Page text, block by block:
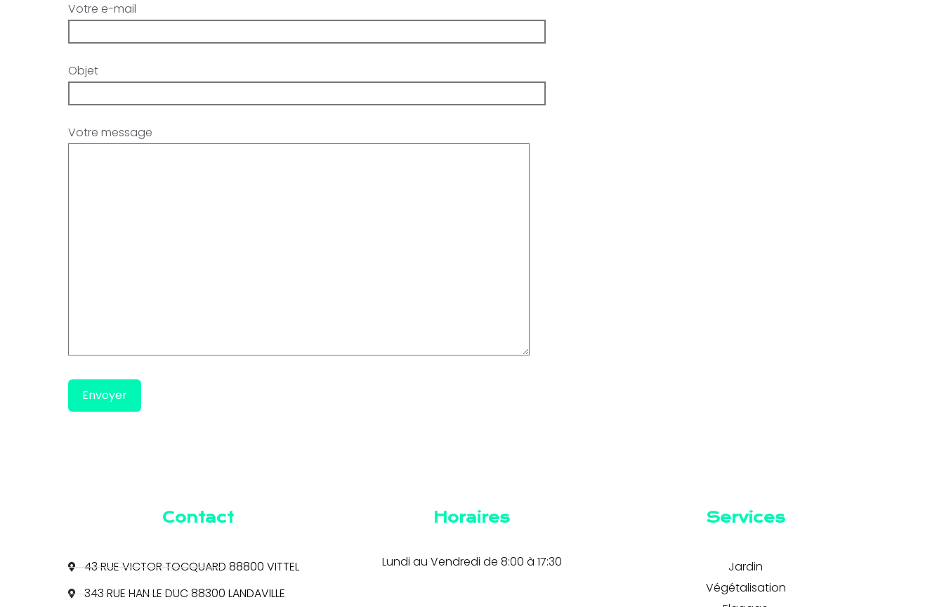
Votre e-mail
Objet
Votre message
Contact
43 RUE VICTOR TOCQUARD 88800 VITTEL
343 RUE HAN LE DUC 88300 LANDAVILLE
Horaires
Lundi au Vendredi de 8:00 à 17:30
Services
Jardin
Végétalisation